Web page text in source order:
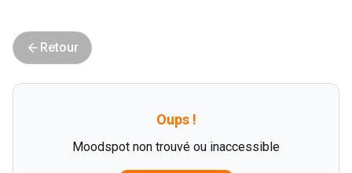
Retour
Oups !
Moodspot non trouvé ou inaccessible